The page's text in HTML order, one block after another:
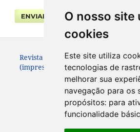
O nosso site
cookies
Este site utiliza
tecnologias de
melhorar sua
navegação para os
propósitos: para
funcionalidade
ENVIAR SUBMISSÃO
Revista da Faculdade de Direito
(impresso – até 2013) e 2236-7284